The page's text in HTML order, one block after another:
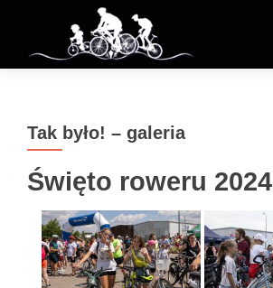
Tak było! – galeria
Święto roweru 2024